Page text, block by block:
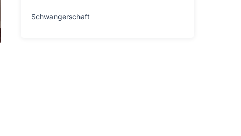
Schwangerschaft